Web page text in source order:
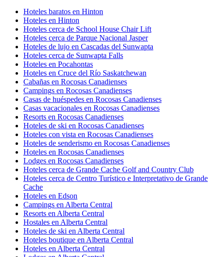
Hoteles baratos en Hinton
Hoteles en Hinton
Hoteles cerca de School House Chair Lift
Hoteles cerca de Parque Nacional Jasper
Hoteles de lujo en Cascadas del Sunwapta
Hoteles cerca de Sunwapta Falls
Hoteles en Pocahontas
Hoteles en Cruce del Río Saskatchewan
Cabañas en Rocosas Canadienses
Campings en Rocosas Canadienses
Casas de huéspedes en Rocosas Canadienses
Casas vacacionales en Rocosas Canadienses
Resorts en Rocosas Canadienses
Hoteles de ski en Rocosas Canadienses
Hoteles con vista en Rocosas Canadienses
Hoteles de senderismo en Rocosas Canadienses
Hoteles en Rocosas Canadienses
Lodges en Rocosas Canadienses
Hoteles cerca de Grande Cache Golf and Country Club
Hoteles cerca de Centro Turístico e Interpretativo de Grande
Cache
Hoteles en Edson
Campings en Alberta Central
Resorts en Alberta Central
Hostales en Alberta Central
Hoteles de ski en Alberta Central
Hoteles boutique en Alberta Central
Hoteles en Alberta Central